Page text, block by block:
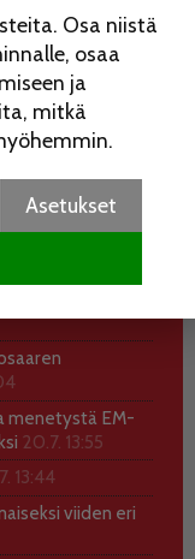
12.8.5.8.
menetystä EM-
20.7. 13:55
13:44
viiden eri
Osa niistä
osaa
ja
mitkä
Asetukset